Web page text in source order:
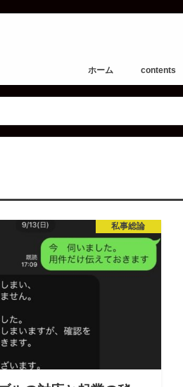
ホーム contents
お願い。ご
私事総論